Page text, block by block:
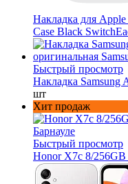
Накладка для
Case Black
Быстрый просмотр
Накладка Samsung
шт
Хит продаж
Быстрый просмотр
Honor X7c 8/